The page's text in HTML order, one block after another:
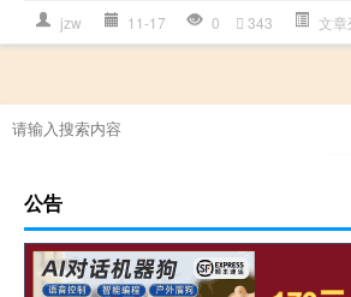
jzw 11-17 0 343 文章
公告